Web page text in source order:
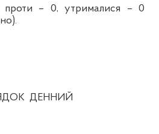
– 0, утрималися – 0
ДЕННИЙ